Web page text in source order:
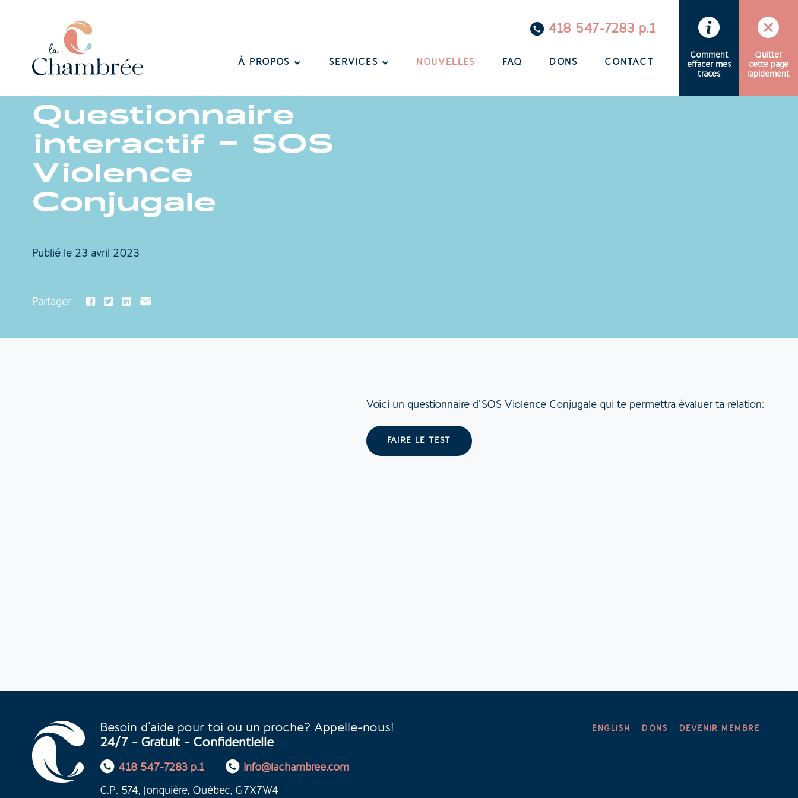
418 547-7283 p.1
À PROPOS SERVICES NOUVELLES FAQ DONS CONTACT
Comment
effacer mes
traces
Quitter
cette page
rapidement
Questionnaire
interactif – SOS
Violence
Conjugale
Publié le 23 avril 2023
Partager :
Voici un questionnaire d’SOS Violence Conjugale qui te permettra évaluer ta relation:
FAIRE LE TEST
Besoin d’aide pour toi ou un proche? Appelle-nous!
24/7 - Gratuit - Confidentielle
418 547-7283 p.1 info@lachambree.com
C.P. 574, Jonquière, Québec, G7X7W4
ENGLISH DONS DEVENIR MEMBRE